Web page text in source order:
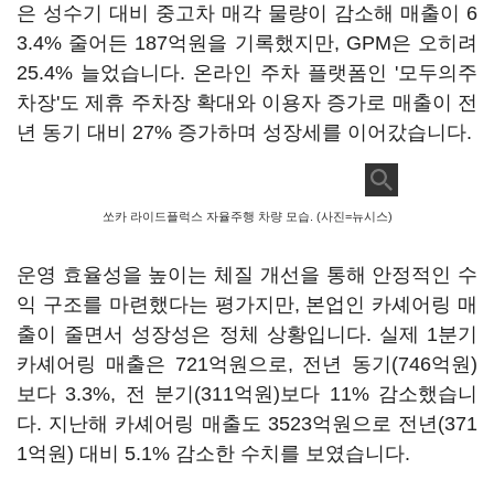
은 성수기 대비 중고차 매각 물량이 감소해 매출이 6
3.4% 줄어든 187억원을 기록했지만, GPM은 오히려
25.4% 늘었습니다. 온라인 주차 플랫폼인 '모두의주
차장'도 제휴 주차장 확대와 이용자 증가로 매출이 전
년 동기 대비 27% 증가하며 성장세를 이어갔습니다.
쏘카 라이드플럭스 자율주행 차량 모습. (사진=뉴시스)
운영 효율성을 높이는 체질 개선을 통해 안정적인 수
익 구조를 마련했다는 평가지만, 본업인 카셰어링 매
출이 줄면서 성장성은 정체 상황입니다. 실제 1분기
카셰어링 매출은 721억원으로, 전년 동기(746억원)
보다 3.3%, 전 분기(311억원)보다 11% 감소했습니
다. 지난해 카셰어링 매출도 3523억원으로 전년(371
1억원) 대비 5.1% 감소한 수치를 보였습니다.